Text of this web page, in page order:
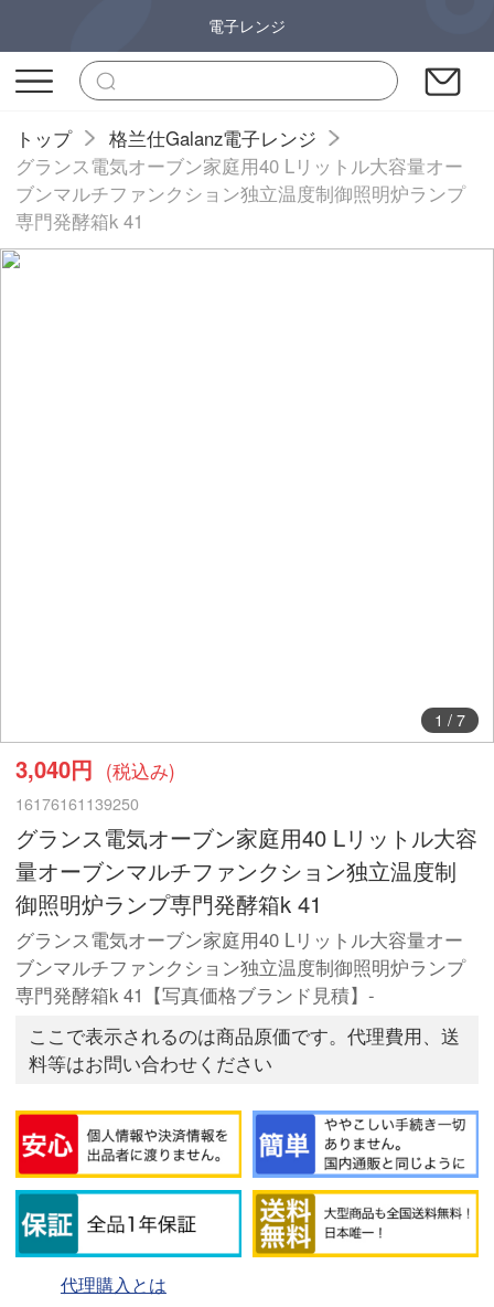
電子レンジ
トップ
格兰仕Galanz電子レンジ
グランス電気オーブン家庭用40 Lリットル大容量オー
ブンマルチファンクション独立温度制御照明炉ランプ
専門発酵箱k 41
1 / 7
3,040円 (税込み)
16176161139250
グランス電気オーブン家庭用40 Lリットル大容
量オーブンマルチファンクション独立温度制
御照明炉ランプ専門発酵箱k 41
グランス電気オーブン家庭用40 Lリットル大容量オー
ブンマルチファンクション独立温度制御照明炉ランプ
専門発酵箱k 41【写真価格ブランド見積】-
ここで表示されるのは商品原価です。代理費用、送
料等はお問い合わせください
代理購入とは